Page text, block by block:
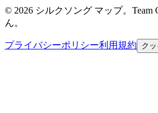
© 2026 シルクソング マップ。Team
ん。
プライバシーポリシー利用規約 ク